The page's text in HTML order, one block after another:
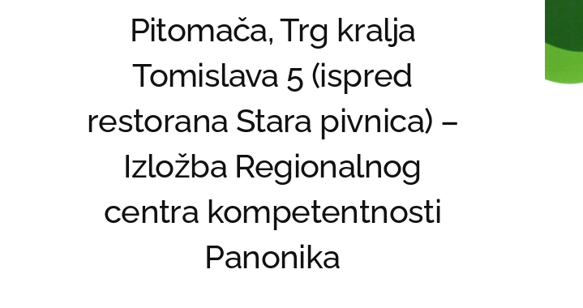
Pitomača, Trg kralja
Tomislava 5 (ispred
restorana Stara pivnica) –
Izložba Regionalnog
centra kompetentnosti
Panonika